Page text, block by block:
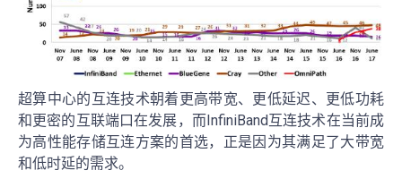
超算中心的互连技术朝着更高带宽、更低延迟、更低功耗
和更密的互联端口在发展，而InfiniBand互连技术在当前成
为高性能存储互连方案的首选，正是因为其满足了大带宽
和低时延的需求。